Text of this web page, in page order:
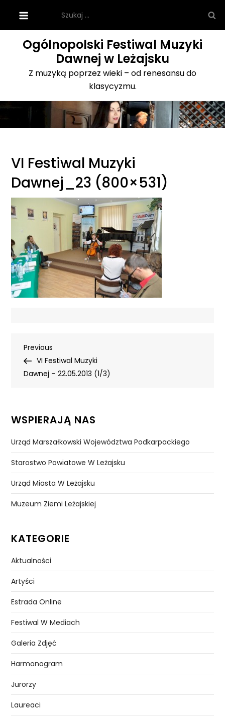
content
Ogólnopolski Festiwal Muzyki
Dawnej w Leżajsku
Z muzyką poprzez wieki – od renesansu do
klasycyzmu.
VI Festiwal Muzyki
Dawnej_23 (800×531)
Nawigacja
wpisu
Previous
Post
Previous
VI Festiwal Muzyki
Dawnej – 22.05.2013 (1/3)
WSPIERAJĄ NAS
Urząd Marszałkowski Województwa Podkarpackiego
Starostwo Powiatowe W Leżajsku
Urząd Miasta W Leżajsku
Muzeum Ziemi Leżajskiej
KATEGORIE
Aktualności
Artyści
Estrada Online
Festiwal W Mediach
Galeria Zdjęć
Harmonogram
Jurorzy
Laureaci